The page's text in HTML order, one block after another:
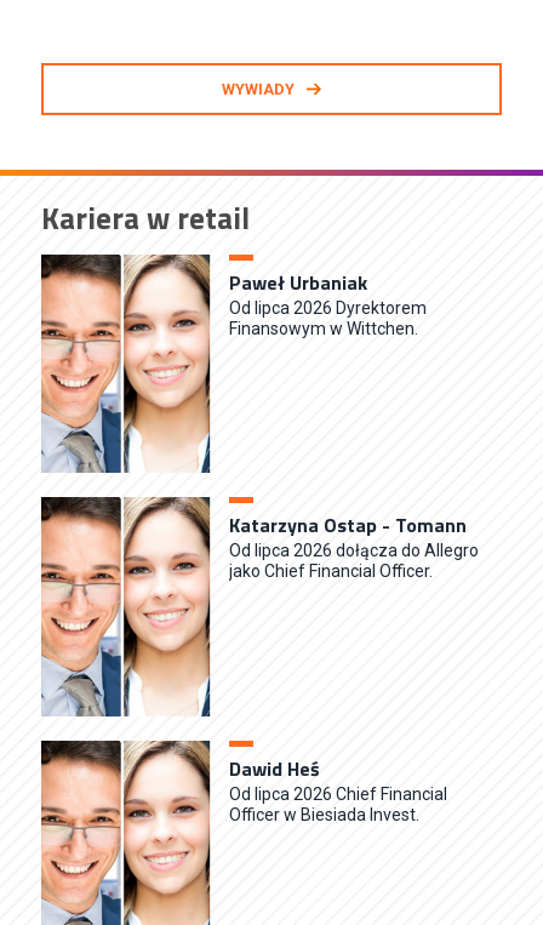
WYWIADY
Kariera w retail
Paweł Urbaniak
Od lipca 2026 Dyrektorem
Finansowym w Wittchen.
Katarzyna Ostap - Tomann
Od lipca 2026 dołącza do Allegro
jako Chief Financial Officer.
Dawid Heś
Od lipca 2026 Chief Financial
Officer w Biesiada Invest.